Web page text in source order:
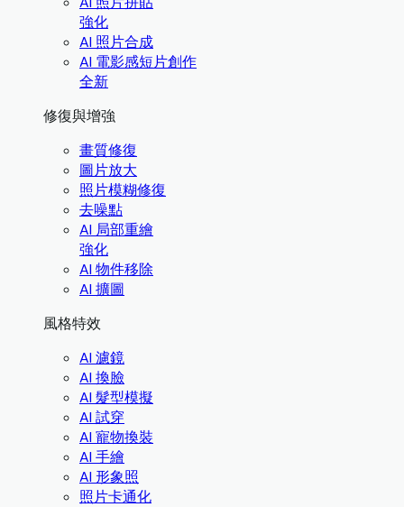
強化
AI 照片合成
AI 電影感短片創作
全新
修復與增強
畫質修復
圖片放大
照片模糊修復
去噪點
AI 局部重繪
強化
AI 物件移除
AI 擴圖
風格特效
AI 濾鏡
AI 換臉
AI 髮型模擬
AI 試穿
AI 寵物換裝
AI 手繪
AI 形象照
照片卡通化